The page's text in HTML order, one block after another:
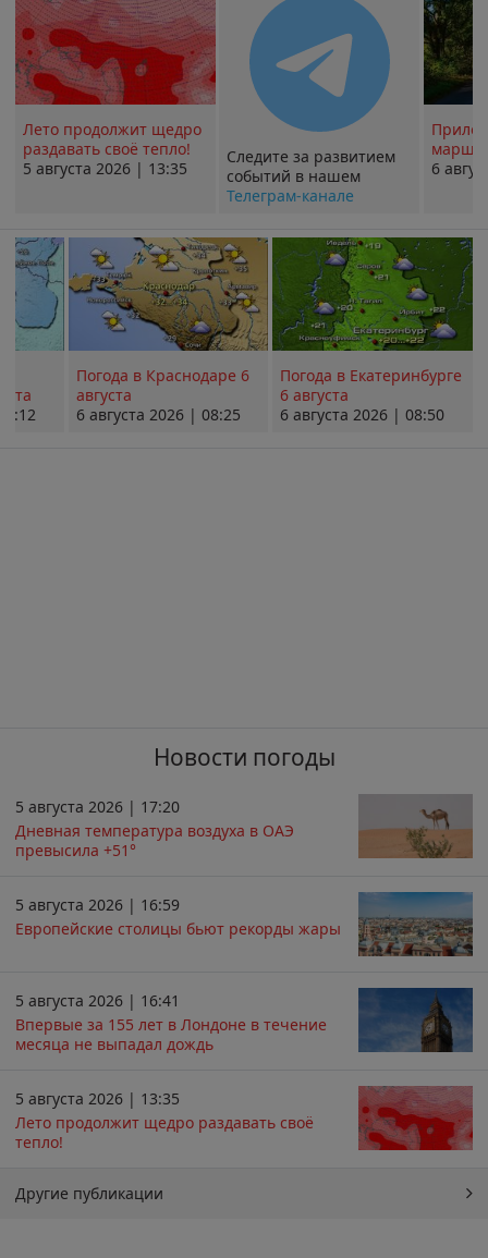
Лето продолжит щедро
раздавать своё тепло!
5 августа 2026 | 13:35
Следите за развитием
событий в нашем
Телеграм-канале
6
Погода в Краснодаре 6
августа
6 августа 2026 | 08:25
Погода в Екатеринбурге
6 августа
6 августа 2026 | 08:50
Новости погоды
5 августа 2026 | 17:20
Дневная температура воздуха в ОАЭ
превысила +51°
5 августа 2026 | 16:59
Европейские столицы бьют рекорды жары
5 августа 2026 | 16:41
Впервые за 155 лет в Лондоне в течение
месяца не выпадал дождь
5 августа 2026 | 13:35
Лето продолжит щедро раздавать своё
тепло!
Другие публикации